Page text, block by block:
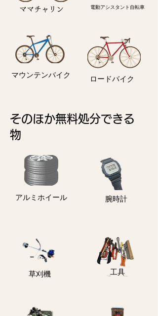
ママチャリン 電動アシスタント自転車
マウンテンバイク ロードバイク
そのほか無料処分できる
物
アルミホイール ​腕時計
​草刈機 ​工具